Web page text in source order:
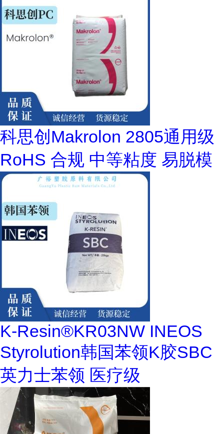
科思创Makrolon 2805通用级
RoHS 合规 中等粘度 易脱模
K-Resin®KR03NW INEOS
Styrolution韩国苯领K胶SBC
英力士苯领 医疗级